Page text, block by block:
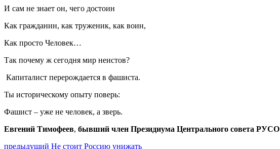
И сам не знает он, чего достоин
Как гражданин, как труженик, как воин,
Как просто Человек…
Так почему ж сегодня мир неистов?
Капиталист перерождается в фашиста.
Ты историческому опыту поверь:
Фашист – уже не человек, а зверь.
Евгений Тимофеев, бывший член Президиума Центрального совета РУСО
предыдущий Предыдущий
Не стоит Россию унижать